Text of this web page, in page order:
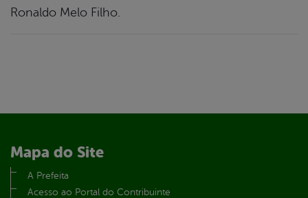
Ronaldo Melo Filho.
Mapa do Site
A Prefeita
Acesso ao Portal do Contribuinte